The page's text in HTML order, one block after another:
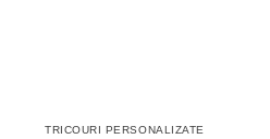
TRICOURI PERSONALIZATE